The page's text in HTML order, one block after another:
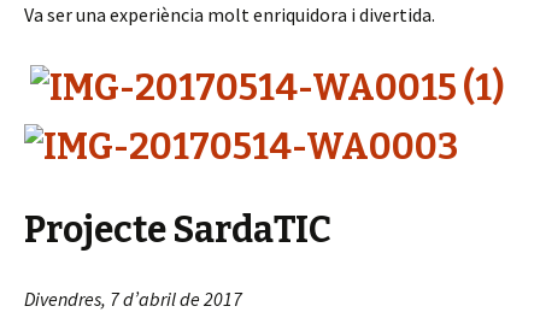
Va ser una experiència molt enriquidora i divertida.
Projecte SardaTIC
Divendres, 7 d’abril de 2017